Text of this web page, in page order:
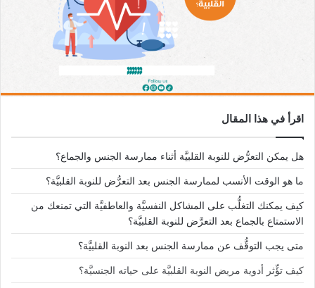
اقرأ في هذا المقال
هل يمكن التعرُّض للنوبة القلبيَّة أثناء ممارسة الجنس والجماع؟
ما هو الوقت الأنسب لممارسة الجنس بعد التعرُّض للنوبة القلبيَّة؟
كيف يمكنك التغلُّب على المشاكل النفسيَّة والعاطفيَّة التي تمنعك من
الاستمتاع بالجماع بعد التعرَّض للنوبة القلبيَّة؟
متى يجب التوقُّف عن ممارسة الجنس بعد النوبة القلبيَّة؟
كيف تؤِّثر أدوية مريض النوبة القلبيَّة على حياته الجنسيَّة؟